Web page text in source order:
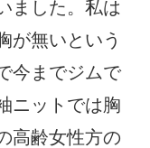
ました。私は
が無いという
今までジムで
ニットでは胸
高齢女性方の